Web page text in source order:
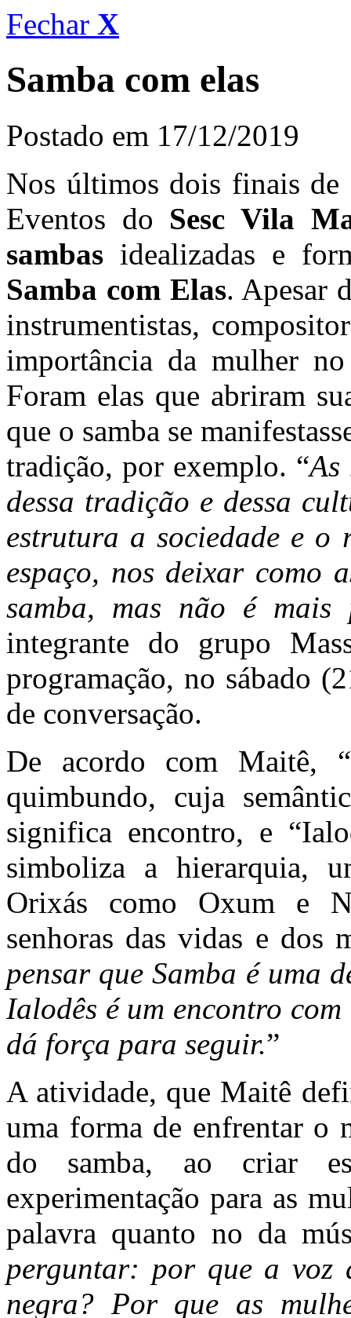
Fechar X
Samba com elas
Postado em 17/12/2019
Nos últimos dois finais de
Eventos do Sesc Vila
sambas idealizadas e
Samba com Elas. Apesar
instrumentistas,
importância da mulher
Foram elas que abriram
que o samba se
tradição, por exemplo. “As
dessa tradição e dessa
estrutura a sociedade e o
espaço, nos deixar como
samba, mas não é mais
integrante do grupo
programação, no sábado
de conversação.
De acordo com Maitê,
quimbundo, cuja
significa encontro, e
simboliza a hierarquia,
Orixás como Oxum e
senhoras das vidas e dos
pensar que Samba é uma
Ialodês é um encontro
dá força para seguir.”
A atividade, que Maitê
uma forma de enfrentar o
do samba, ao criar
experimentação para as
palavra quanto no da
perguntar: por que a voz
negra? Por que as